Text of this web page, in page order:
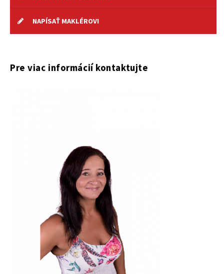
NAPÍSAŤ MAKLÉROVI
Pre viac informácií kontaktujte